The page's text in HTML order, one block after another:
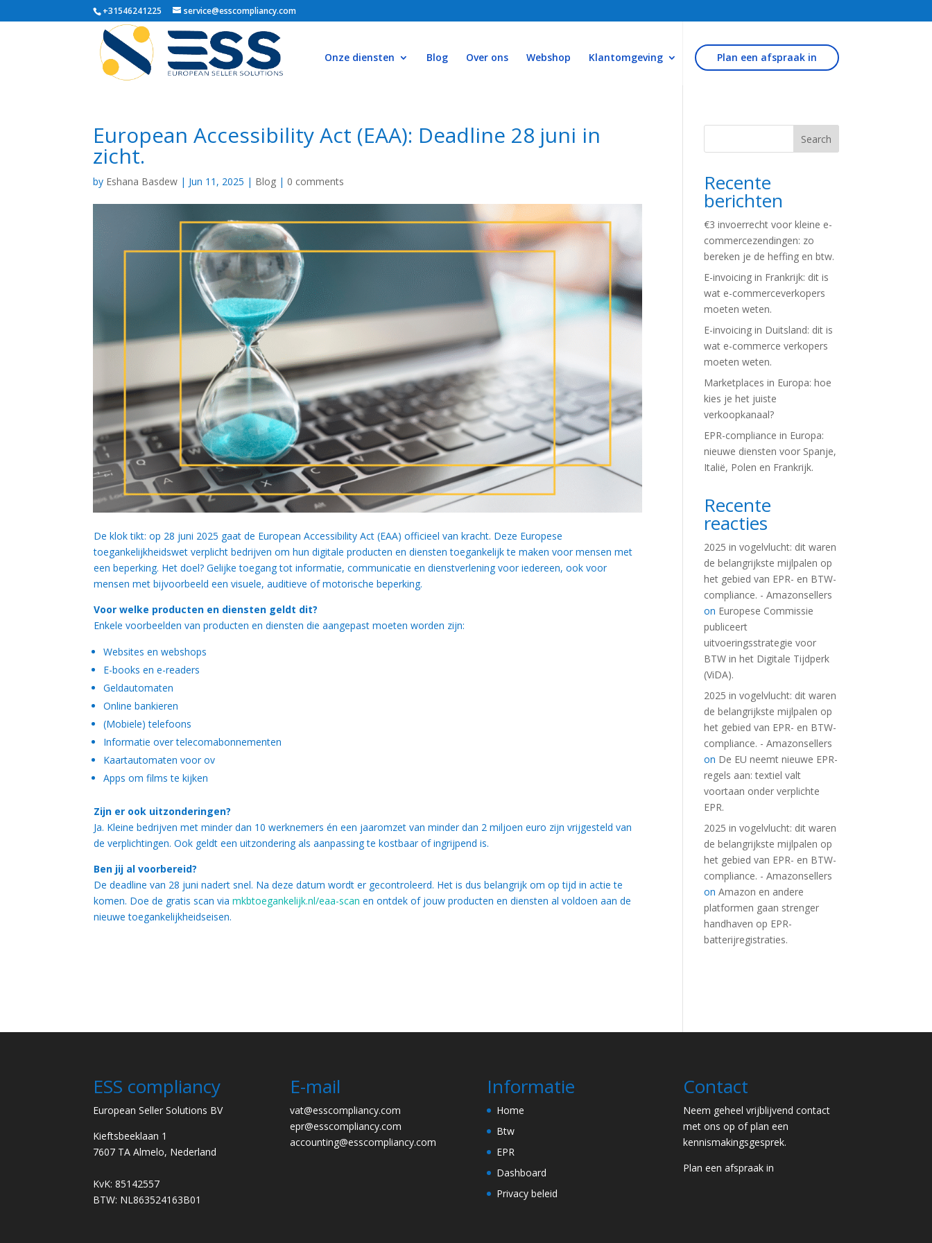
+31546241225 service@esscompliancy.com
Onze diensten Blog Over ons Webshop Klantomgeving Plan een afspraak in
European Accessibility Act (EAA): Deadline 28 juni in
zicht.
by Eshana Basdew | Jun 11, 2025 | Blog | 0 comments
De klok tikt: op 28 juni 2025 gaat de European Accessibility Act (EAA) officieel van kracht. Deze Europese
toegankelijkheidswet verplicht bedrijven om hun digitale producten en diensten toegankelijk te maken voor mensen met
een beperking. Het doel? Gelijke toegang tot informatie, communicatie en dienstverlening voor iedereen, ook voor
mensen met bijvoorbeeld een visuele, auditieve of motorische beperking.
Voor welke producten en diensten geldt dit?
Enkele voorbeelden van producten en diensten die aangepast moeten worden zijn:
Websites en webshops
E-books en e-readers
Geldautomaten
Online bankieren
(Mobiele) telefoons
Informatie over telecomabonnementen
Kaartautomaten voor ov
Apps om films te kijken
Zijn er ook uitzonderingen?
Ja. Kleine bedrijven met minder dan 10 werknemers én een jaaromzet van minder dan 2 miljoen euro zijn vrijgesteld van
de verplichtingen. Ook geldt een uitzondering als aanpassing te kostbaar of ingrijpend is.
Ben jij al voorbereid?
De deadline van 28 juni nadert snel. Na deze datum wordt er gecontroleerd. Het is dus belangrijk om op tijd in actie te
komen. Doe de gratis scan viamkbtoegankelijk.nl/eaa-scan en ontdek of jouw producten en diensten al voldoen aan de
nieuwe toegankelijkheidseisen.
Search
Recente
berichten
€3 invoerrecht voor kleine e-
commercezendingen: zo
bereken je de heffing en btw.
E-invoicing in Frankrijk: dit is
wat e-commerceverkopers
moeten weten.
E-invoicing in Duitsland: dit is
wat e-commerce verkopers
moeten weten.
Marketplaces in Europa: hoe
kies je het juiste
verkoopkanaal?
EPR-compliance in Europa:
nieuwe diensten voor Spanje,
Italië, Polen en Frankrijk.
Recente
reacties
2025 in vogelvlucht: dit waren
de belangrijkste mijlpalen op
het gebied van EPR- en BTW-
compliance. - Amazonsellers
on Europese Commissie
publiceert
uitvoeringsstrategie voor
BTW in het Digitale Tijdperk
(ViDA).
2025 in vogelvlucht: dit waren
de belangrijkste mijlpalen op
het gebied van EPR- en BTW-
compliance. - Amazonsellers
on De EU neemt nieuwe EPR-
regels aan: textiel valt
voortaan onder verplichte
EPR.
2025 in vogelvlucht: dit waren
de belangrijkste mijlpalen op
het gebied van EPR- en BTW-
compliance. - Amazonsellers
onAmazon en andere
platformen gaan strenger
handhaven op EPR-
batterijregistraties.
ESS compliancy
European Seller Solutions BV
Kieftsbeeklaan 1
7607 TA Almelo, Nederland
KvK: 85142557
BTW: NL863524163B01
E-mail
vat@esscompliancy.com
epr@esscompliancy.com
accounting@esscompliancy.com
Informatie
Home
Btw
EPR
Dashboard
Privacy beleid
Contact
Neem geheel vrijblijvend contact
met ons op of plan een
kennismakingsgesprek.
Plan een afspraak in